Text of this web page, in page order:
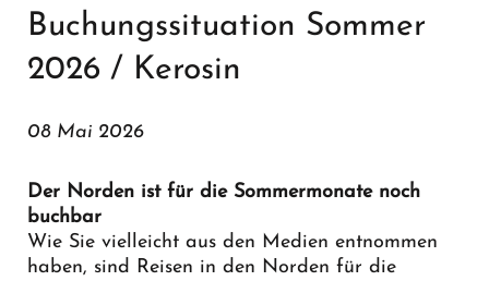
Buchungssituation Sommer
2026 / Kerosin
08 Mai 2026
Der Norden ist für die Sommermonate noch
buchbar
Wie Sie vielleicht aus den Medien entnommen
haben, sind Reisen in den Norden für die